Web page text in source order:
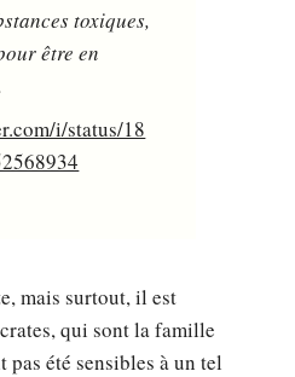
toxiques,
être en
i/status/18
mais surtout, il est
qui sont la famille
pas été sensibles à un tel